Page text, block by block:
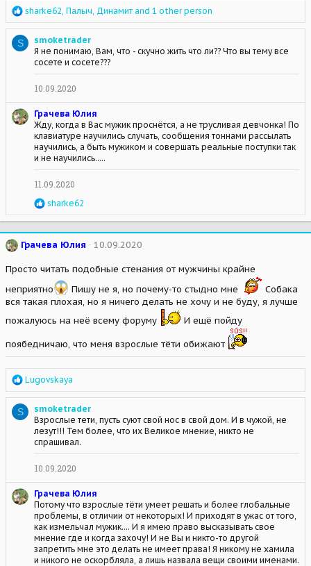
R
e
a
c
:
sharke62, Палыч, Динамит and 1 other person
S
smoketrader
Я не понимаю, Вам, что - скучно жить что ли?? Что вы тему все
сосете и сосете???
10.09.2020
Грачева Юлия
Жду, когда в Вас мужик проснётся, а не трусливая девчонка! По
клавиатуре научились случать, сообщения тоннами рассылать
научились, а быть мужиком и совершать реальные поступки так
и не научились.....
11.09.2020
R
e
a
c
t
o
s
:
sharke62
Грачева Юлия 10.09.2020
Просто читать подобные стенания от мужчины крайне
неприятно
Пишу не я, но почему-то стыдно мне
Собака
вся такая плохая, но я ничего делать не хочу и не буду, я лучше
пожалуюсь на неё всему форуму
И ещё пойду
поябедничаю, что меня взрослые тёти обижают
R
e
a
c
t
Lugovskaya
S
smoketrader
Взрослые тети, пусть суют свой нос в свой дом. И в чужой, не
лезут!!! Тем более, что их Великое мнение, никто не
спрашивал.
10.09.2020
Грачева Юлия
Потому что взрослые тёти умеет решать и более глобальные
проблемы, в отличии от некоторых! И приходят в ужас от того,
как измельчал мужик.... И я имею право высказывать свое
мнение где и когда захочу! И не Вы и никто-то другой
запретить мне это делать не имеет права! Я никому не хамила
и никого не оскорбляла, а лишь назвала вещи своими именами.